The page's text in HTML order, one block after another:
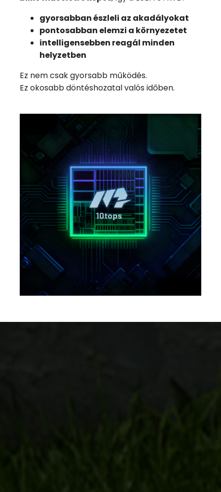
gyorsabban észleli az akadályokat
pontosabban elemzi a környezetet
intelligensebben reagál minden
helyzetben
Ez nem csak gyorsabb működés.
Ez okosabb döntéshozatal valós időben.